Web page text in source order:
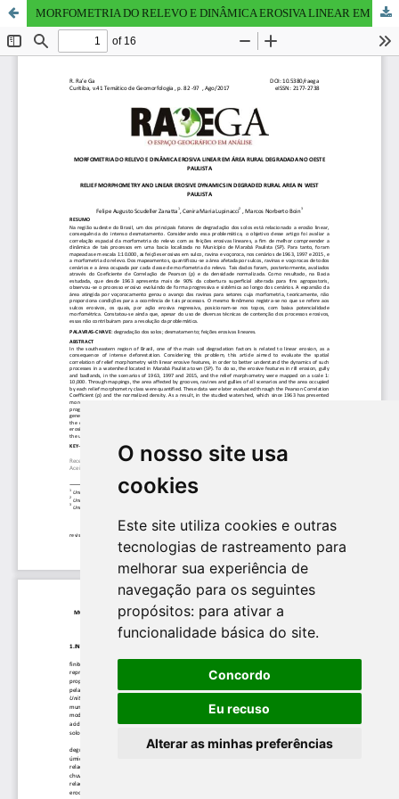
O nosso site usa
cookies
Este site utiliza cookies e outras
tecnologias de rastreamento para
melhorar sua experiência de
navegação para os seguintes
propósitos: para ativar a
funcionalidade básica do site.
Concordo
Eu recuso
Alterar as minhas preferências
MORFOMETRIA DO RELEVO E DINÂMICA EROSIVA LINEAR EM ÁREA RURAL DEGRADADA NO OESTE PAULISTA